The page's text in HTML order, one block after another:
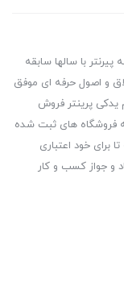
با سالها سابقه
و اصول حرفه ای موفق
یدکی پرینتر فروش
فروشگاه های ثبت شده
برای خود اعتباری
و جواز کسب و کار